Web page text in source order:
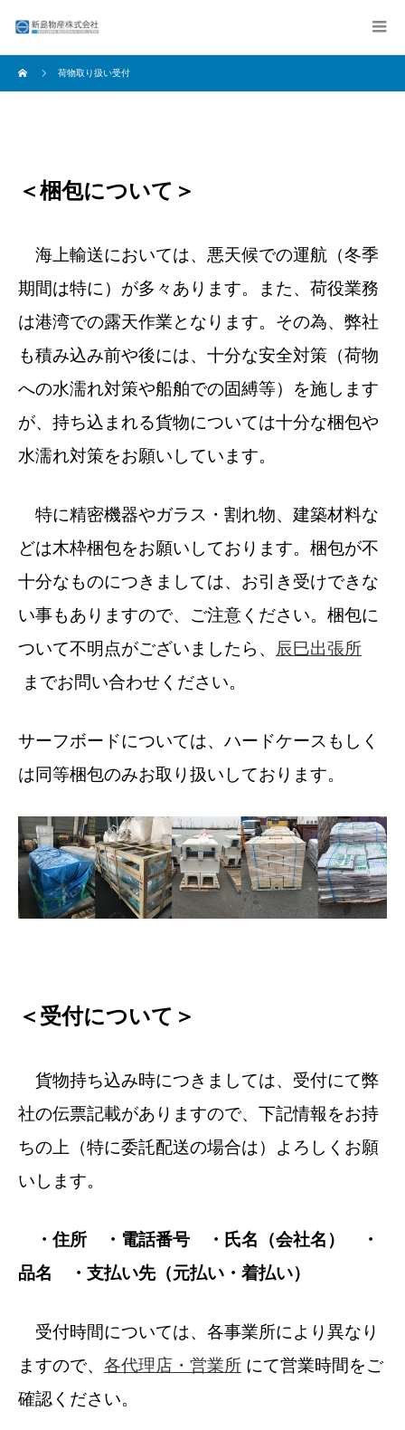
荷物取り扱い受付
＜梱包について＞
海上輸送においては、悪天候での運航（冬季
期間は特に）が多々あります。また、荷役業務
は港湾での露天作業となります。その為、弊社
も積み込み前や後には、十分な安全対策（荷物
への水濡れ対策や船舶での固縛等）を施します
が、持ち込まれる貨物については十分な梱包や
水濡れ対策をお願いしています。
特に精密機器やガラス・割れ物、建築材料な
どは木枠梱包をお願いしております。梱包が不
十分なものにつきましては、お引き受けできな
い事もありますので、ご注意ください。梱包に
ついて不明点がございましたら、 辰巳出張所
までお問い合わせください。
サーフボードについては、ハードケースもしく
は同等梱包のみお取り扱いしております。
＜受付について＞
貨物持ち込み時につきましては、受付にて弊
社の伝票記載がありますので、下記情報をお持
ちの上（特に委託配送の場合は）よろしくお願
いします。
・住所 ・電話番号 ・氏名（会社名） ・
品名 ・支払い先（元払い・着払い）
受付時間については、各事業所により異なり
ますので、 各代理店・営業所 にて営業時間をご
確認ください。